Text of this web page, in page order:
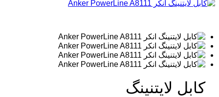
کابل لایتنینگ